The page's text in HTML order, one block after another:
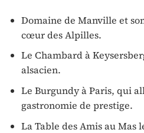
Domaine de Manville et
cœur des Alpilles.
Le Chambard à
alsacien.
Le Burgundy à Paris, qui
gastronomie de prestige.
La Table des Amis au Mas